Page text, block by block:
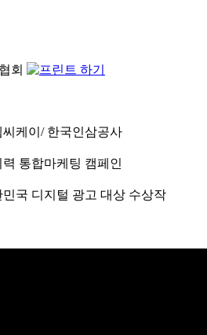
회
케이/ 한국인삼공사
통합마케팅 캠페인
민국 디지털 광고 대상 수상작